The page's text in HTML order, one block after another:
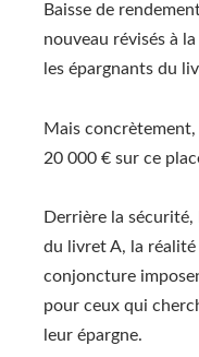
Baisse de
nouveau révisés à
les épargnants du
Mais
20 000 € sur ce
Derrière la
du livret A, la réalité
conjoncture
pour ceux qui
leur épargne.